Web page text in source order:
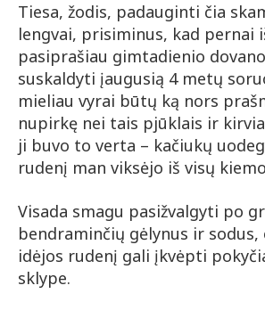
Tiesa, žodis, padauginti čia
lengvai, prisiminus, kad pernai
pasiprašiau gimtadienio
suskaldyti įaugusią 4 metų
mieliau vyrai būtų ką nors
nupirkę nei tais pjūklais ir
ji buvo to verta – kačiukų
rudenį man viksėjo iš visų
Visada smagu pasižvalgyti po
bendraminčių gėlynus ir
idėjos rudenį gali įkvėpti
sklype.